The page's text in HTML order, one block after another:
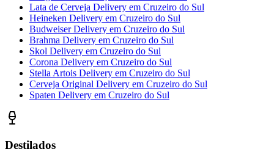
Lata de Cerveja Delivery em Cruzeiro do Sul
Heineken Delivery em Cruzeiro do Sul
Budweiser Delivery em Cruzeiro do Sul
Brahma Delivery em Cruzeiro do Sul
Skol Delivery em Cruzeiro do Sul
Corona Delivery em Cruzeiro do Sul
Stella Artois Delivery em Cruzeiro do Sul
Cerveja Original Delivery em Cruzeiro do Sul
Spaten Delivery em Cruzeiro do Sul
Destilados